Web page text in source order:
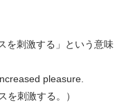
を刺激する」という意味
pleasure.
を刺激する。）